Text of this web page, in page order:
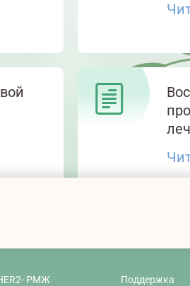
РМЖ
Поддержка